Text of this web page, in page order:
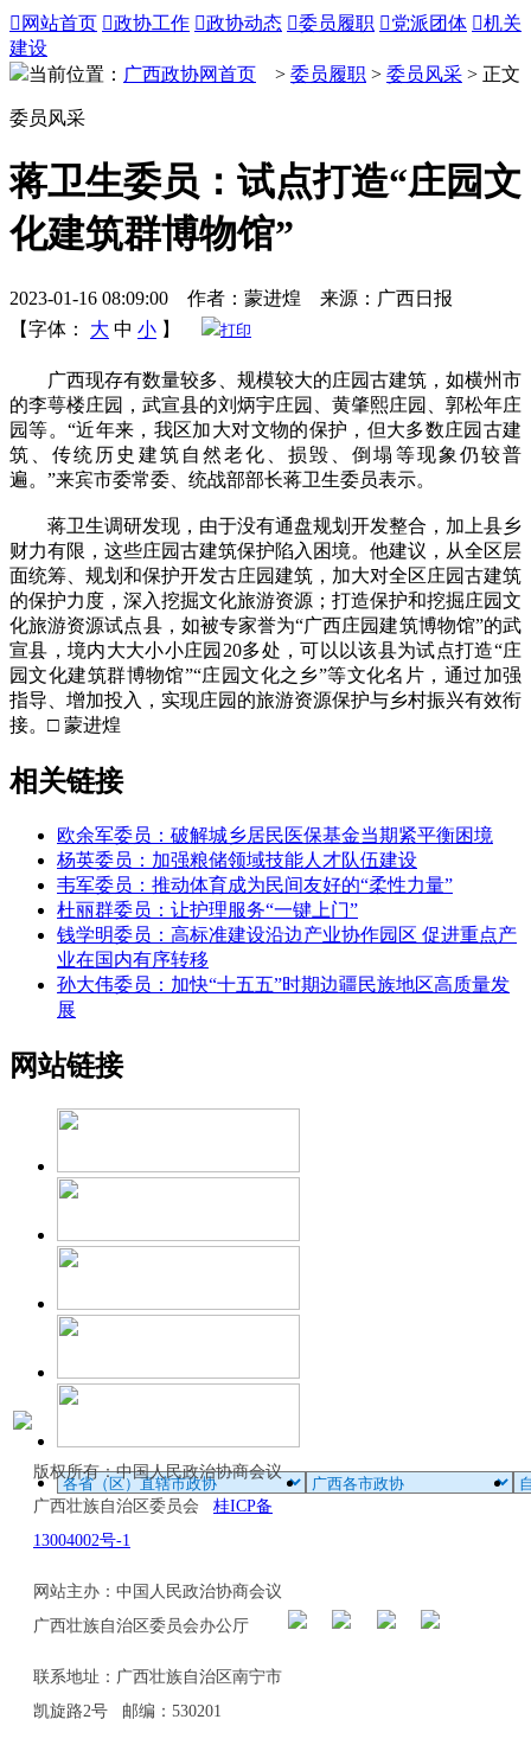
 网站首页 政协工作 政协动态 委员履职 党派团体 机关
建设
当前位置： 广西政协网首页 > 委员履职 > 委员风采 > 正文
委员风采
蒋卫生委员：试点打造“庄园文
化建筑群博物馆”
2023-01-16 08:09:00 作者：蒙进煌 来源：广西日报
【字体：
大 中 小 】 打印
广西现存有数量较多、规模较大的庄园古建筑，如横州市
的李萼楼庄园，武宣县的刘炳宇庄园、黄肇熙庄园、郭松年庄
园等。“近年来，我区加大对文物的保护，但大多数庄园古建
筑、传统历史建筑自然老化、损毁、倒塌等现象仍较普
遍。”来宾市委常委、统战部部长蒋卫生委员表示。
蒋卫生调研发现，由于没有通盘规划开发整合，加上县乡
财力有限，这些庄园古建筑保护陷入困境。他建议，从全区层
面统筹、规划和保护开发古庄园建筑，加大对全区庄园古建筑
的保护力度，深入挖掘文化旅游资源；打造保护和挖掘庄园文
化旅游资源试点县，如被专家誉为“广西庄园建筑博物馆”的武
宣县，境内大大小小庄园20多处，可以以该县为试点打造“庄
园文化建筑群博物馆”“庄园文化之乡”等文化名片，通过加强
指导、增加投入，实现庄园的旅游资源保护与乡村振兴有效衔
接。□ 蒙进煌
相关链接
欧余军委员：破解城乡居民医保基金当期紧平衡困境
杨英委员：加强粮储领域技能人才队伍建设
韦军委员：推动体育成为民间友好的“柔性力量”
杜丽群委员：让护理服务“一键上门”
钱学明委员：高标准建设沿边产业协作园区 促进重点产
业在国内有序转移
孙大伟委员：加快“十五五”时期边疆民族地区高质量发
展
网站链接
版权所有：中国人民政治协商会议
广西壮族自治区委员会 桂ICP备
13004002号-1
网站主办：中国人民政治协商会议
广西壮族自治区委员会办公厅
联系地址：广西壮族自治区南宁市
凯旋路2号 邮编：530201